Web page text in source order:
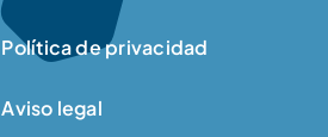
Política de privacidad
Aviso legal